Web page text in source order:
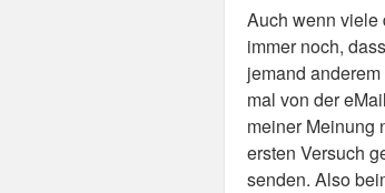
Auch wenn viele
immer noch,
jemand
mal von der
meiner Meinung
ersten Versuch
senden. Also